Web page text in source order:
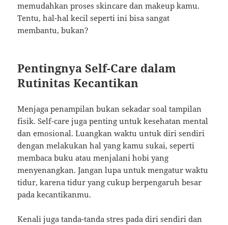
memudahkan proses skincare dan makeup kamu.
Tentu, hal-hal kecil seperti ini bisa sangat
membantu, bukan?
Pentingnya Self-Care dalam
Rutinitas Kecantikan
Menjaga penampilan bukan sekadar soal tampilan
fisik. Self-care juga penting untuk kesehatan mental
dan emosional. Luangkan waktu untuk diri sendiri
dengan melakukan hal yang kamu sukai, seperti
membaca buku atau menjalani hobi yang
menyenangkan. Jangan lupa untuk mengatur waktu
tidur, karena tidur yang cukup berpengaruh besar
pada kecantikanmu.
Kenali juga tanda-tanda stres pada diri sendiri dan